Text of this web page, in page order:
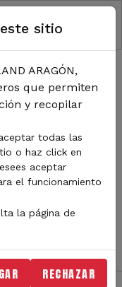
DE
de MotorLand
eventos,
del circuito y
de contenido y
sitio
ARAGÓN,
que permiten
y recopilar
todas las
o haz click en
aceptar
el funcionamiento
la página de
RECHAZAR